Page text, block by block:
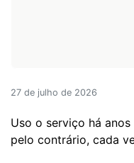
27 de julho de 2026
Uso o serviço há
pelo contrário, cada